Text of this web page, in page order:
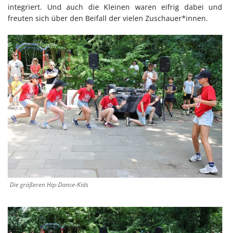
integriert. Und auch die Kleinen waren eifrig dabei und
freuten sich über den Beifall der vielen Zuschauer*innen.
Die größeren Hip-Dance-Kids